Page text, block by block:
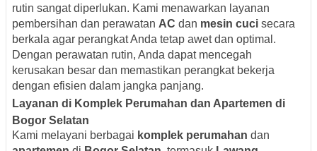
rutin sangat diperlukan. Kami menawarkan layanan
pembersihan dan perawatan AC dan mesin cuci secara
berkala agar perangkat Anda tetap awet dan optimal.
Dengan perawatan rutin, Anda dapat mencegah
kerusakan besar dan memastikan perangkat bekerja
dengan efisien dalam jangka panjang.
Layanan di Komplek Perumahan dan Apartemen di
Bogor Selatan
Kami melayani berbagai komplek perumahan dan